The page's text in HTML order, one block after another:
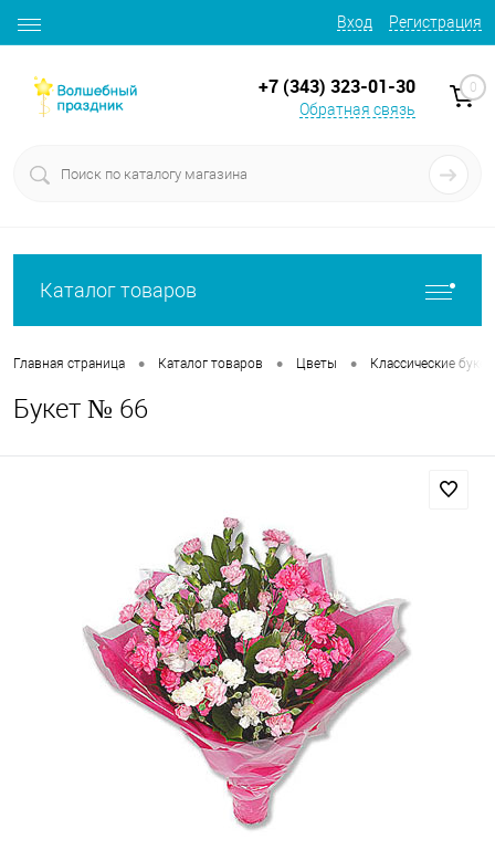
Вход Регистрация
+7 (343) 323-01-30
Обратная связь
0
Каталог товаров
Главная страница • Каталог товаров • Цветы • Классические
Букет № 66